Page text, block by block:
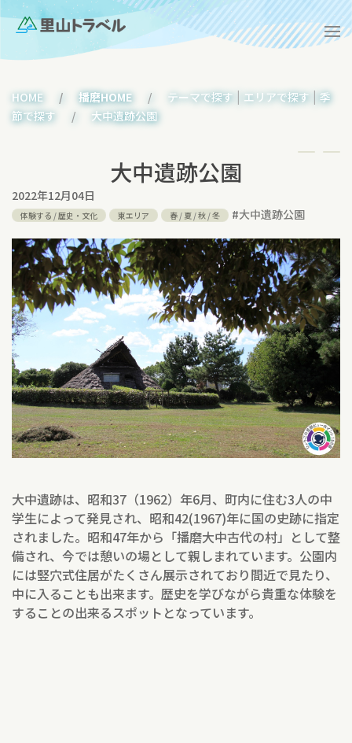
HOME 播磨HOME テーマで探す | エリアで探す |季
節で探す
大中遺跡公園
大中遺跡公園
2022年12月04日
体験する /歴史・文化 東エリア 春 / 夏 /秋 /冬 #大中遺跡公園
大中遺跡は、昭和37（1962）年6月、町内に住む3人の中
学生によって発見され、昭和42(1967)年に国の史跡に指定
されました。昭和47年から「播磨大中古代の村」として整
備され、今では憩いの場として親しまれています。公園内
には竪穴式住居がたくさん展示されており間近で見たり、
中に入ることも出来ます。歴史を学びながら貴重な体験を
することの出来るスポットとなっています。